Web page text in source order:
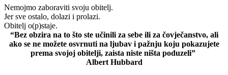
Nemojmo zaboraviti svoju obitelj.
Jer sve ostalo, dolazi i prolazi.
Obitelj o(p)staje.
“Bez obzira na to što ste učinili za sebe ili za čovječanstvo, ali
ako se ne možete osvrnuti na ljubav i pažnju koju pokazujete
prema svojoj obitelji, zaista niste ništa poduzeli”
Albert Hubbard